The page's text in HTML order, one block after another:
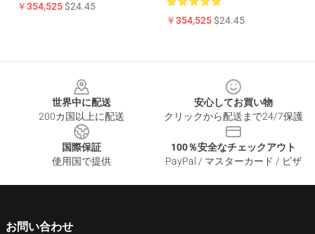
￥354,525$24.45
￥354,525$24.45
世界中に配送
200カ国以上に配送
安心してお買い物
クリックから配送まで24/7保護
国際保証
使用国で提供
100％安全なチェックアウト
PayPal / マスターカード / ビザ
お問い合わせ